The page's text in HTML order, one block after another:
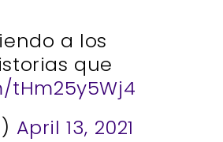
a los
que
tHm25y5Wj4
April 13, 2021